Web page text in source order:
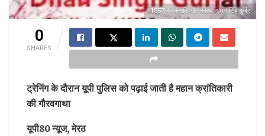
1857 की क्रांति और कोतवाल धन सिंह गुर्जर
0
SHARES
ट्रेनिंग के दौरान यूपी पुलिस को पढ़ाई जाती है महान क्रांतिकारी
की गौरवगाथा
यूपी80 न्यूज, मेरठ